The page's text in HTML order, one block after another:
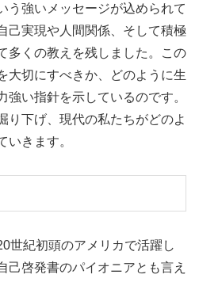
う強いメッセージが込められて
己実現や人間関係、そして積極
多くの教えを残しました。この
大切にすべきか、どのように生
強い指針を示しているのです。
り下げ、現代の私たちがどのよ
いきます。
世紀初頭のアメリカで活躍し
己啓発書のパイオニアとも言え